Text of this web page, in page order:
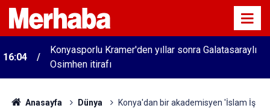
16:04
Konyasporlu Kramer'den yıllar sonra Galatasaraylı
Osimhen itirafı
Anasayfa Dünya
Konya'dan bir akademisyen 'İslam İş